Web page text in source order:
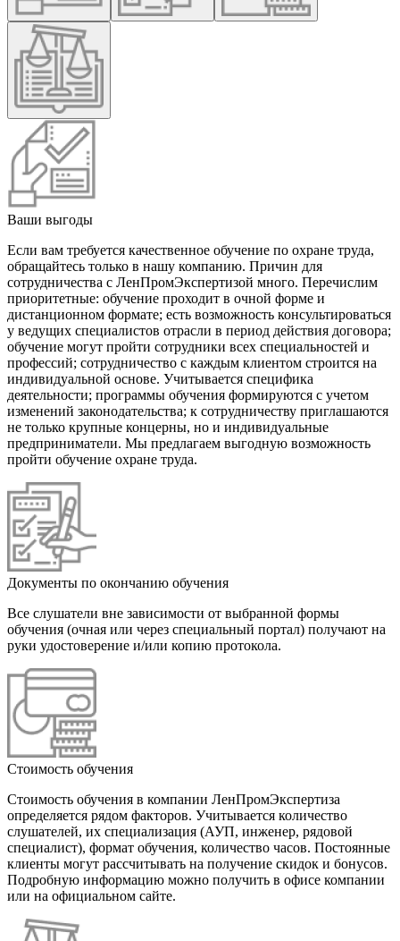
Ваши выгоды
Если вам требуется качественное обучение по охране труда,
обращайтесь только в нашу компанию. Причин для
сотрудничества с ЛенПромЭкспертизой много. Перечислим
приоритетные: обучение проходит в очной форме и
дистанционном формате; есть возможность консультироваться
у ведущих специалистов отрасли в период действия договора;
обучение могут пройти сотрудники всех специальностей и
профессий; сотрудничество с каждым клиентом строится на
индивидуальной основе. Учитывается специфика
деятельности; программы обучения формируются с учетом
изменений законодательства; к сотрудничеству приглашаются
не только крупные концерны, но и индивидуальные
предприниматели. Мы предлагаем выгодную возможность
пройти обучение охране труда.
Документы по окончанию обучения
Все слушатели вне зависимости от выбранной формы
обучения (очная или через специальный портал) получают на
руки удостоверение и/или копию протокола.
Стоимость обучения
Стоимость обучения в компании ЛенПромЭкспертиза
определяется рядом факторов. Учитывается количество
слушателей, их специализация (АУП, инженер, рядовой
специалист), формат обучения, количество часов. Постоянные
клиенты могут рассчитывать на получение скидок и бонусов.
Подробную информацию можно получить в офисе компании
или на официальном сайте.